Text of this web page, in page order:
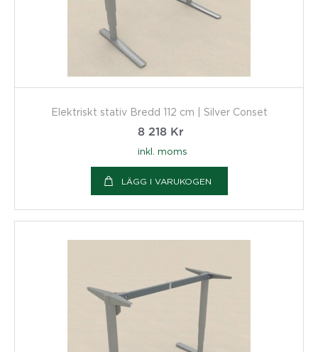
Elektriskt stativ Bredd 112 cm | Silver Conset
8 218 Kr
inkl. moms
LÄGG I VARUKOGEN